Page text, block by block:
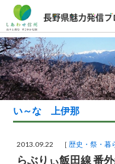
い～な 上伊那
2013.09.22 ［ 歴史・祭・暮
らぶりぃ飯田線 番